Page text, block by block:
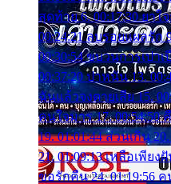
สุดท้าย 6. 00:17:30 ยาใ
00:24:21 ลบรอยแผลรัก
00:30:54 ขบวนการเปาเ
00:37:20 ปาหนัน 13.
ฉันแล้วจงตายเสีย 15.
คนใจมาร 17. 00:54:50
19. 01:01:44 ส่วนเกิน
21. 01:09:13 เหลือเพียง
ขอรักคืน 24. 01:19:56 ค